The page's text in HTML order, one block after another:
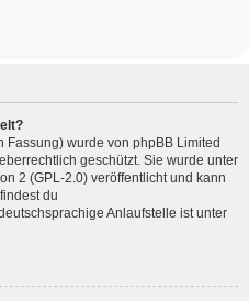
Fassung) wurde von phpBB Limited
geschützt. Sie wurde unter
2 (GPL-2.0) veröffentlicht und kann
du
Anlaufstelle ist unter